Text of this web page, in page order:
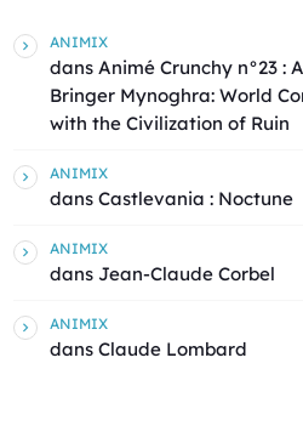
ANIMIX
dans Animé Crunchy n°23 :
Bringer Mynoghra: World
with the Civilization of Ruin
ANIMIX
dans Castlevania : Noctune
ANIMIX
dans Jean-Claude Corbel
ANIMIX
dans Claude Lombard